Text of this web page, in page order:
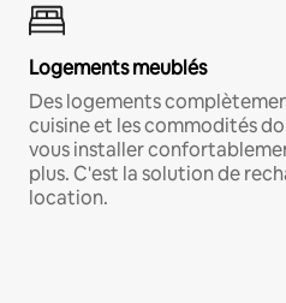
Logements meublés
Des logements
cuisine et les commodités
vous installer
plus. C'est la solution de
location.